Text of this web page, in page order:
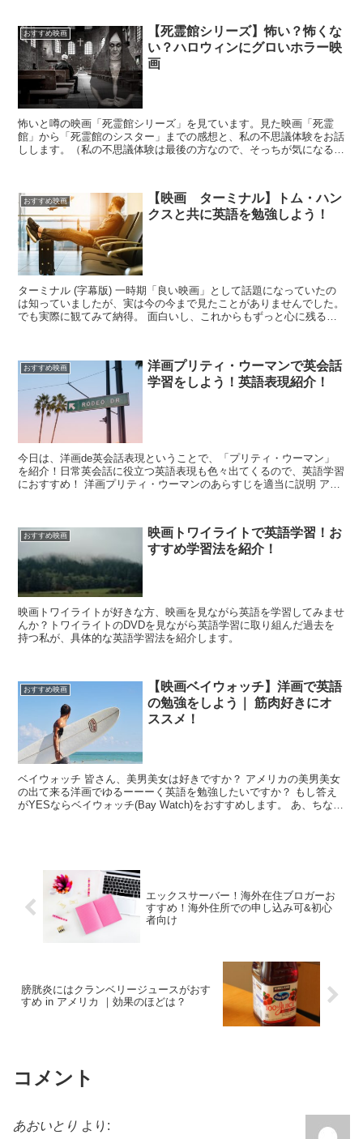
おすすめ映画
【死霊館シリーズ】怖い？怖くな
い？ハロウィンにグロいホラー映
画
怖いと噂の映画「死霊館シリーズ」を見ています。見た映画「死霊
館」から「死霊館のシスター」までの感想と、私の不思議体験をお話
しします。（私の不思議体験は最後の方なので、そっちが気になる方
おすすめ映画
【映画 ターミナル】トム・ハン
クスと共に英語を勉強しよう！
ターミナル (字幕版) 一時期「良い映画」として話題になっていたの
は知っていましたが、実は今の今まで見たことがありませんでした。
でも実際に観てみて納得。 面白いし、これからもずっと心に残るで
おすすめ映画
洋画プリティ・ウーマンで英会話
学習をしよう！英語表現紹介！
今日は、洋画de英会話表現ということで、「プリティ・ウーマン」
を紹介！日常英会話に役立つ英語表現も色々出てくるので、英語学習
におすすめ！ 洋画プリティ・ウーマンのあらすじを適当に説明 アメ
おすすめ映画
映画トワイライトで英語学習！お
すすめ学習法を紹介！
映画トワイライトが好きな方、映画を見ながら英語を学習してみませ
んか？トワイライトのDVDを見ながら英語学習に取り組んだ過去を
持つ私が、具体的な英語学習法を紹介します。
おすすめ映画
【映画ベイウォッチ】洋画で英語
の勉強をしよう｜ 筋肉好きにオ
ススメ！
ベイウォッチ 皆さん、美男美女は好きですか？ アメリカの美男美女
の出て来る洋画でゆるーーーく英語を勉強したいですか？ もし答え
がYESならベイウォッチ(Bay Watch)をおすすめします。 あ、ちなみ
エックスサーバー！海外在住ブロガーお
すすめ！海外住所での申し込み可&初心
者向け
膀胱炎にはクランベリージュースがおす
すめ in アメリカ ｜効果のほどは？
コメント
あおいとり より: